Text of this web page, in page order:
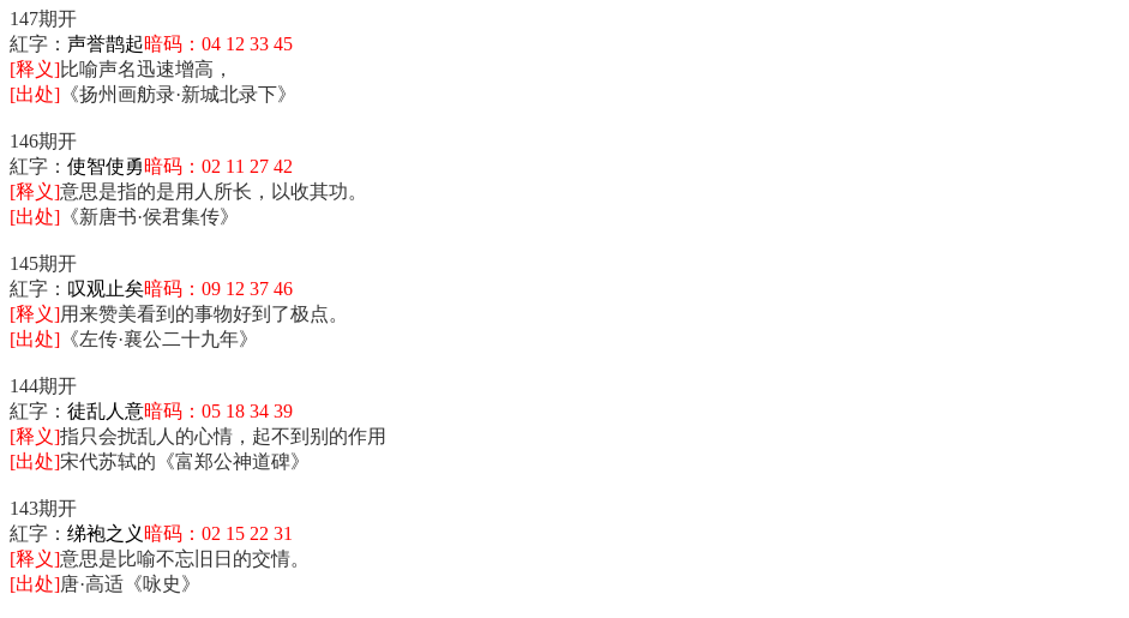
147期开
紅字： 声誉鹊起暗码：04 12 33 45
[释义]比喻声名迅速增高，
[出处] 《扬州画舫录·新城北录下》
146期开
紅字： 使智使勇暗码：02 11 27 42
[释义]意思是指的是用人所长，以收其功。
[出处] 《新唐书·侯君集传》
145期开
紅字： 叹观止矣暗码：09 12 37 46
[释义]用来赞美看到的事物好到了极点。
[出处] 《左传·襄公二十九年》
144期开
紅字： 徒乱人意暗码：05 18 34 39
[释义]指只会扰乱人的心情，起不到别的作用
[出处]宋代苏轼的《富郑公神道碑》
143期开
紅字： 绨袍之义 暗码：02 15 22 31
[释义]意思是比喻不忘旧日的交情。
[出处]唐·高适《咏史》